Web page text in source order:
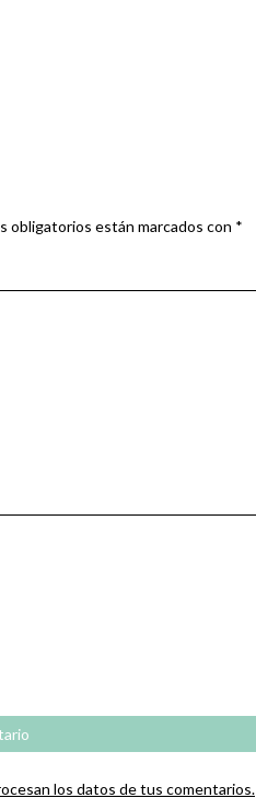
obligatorios están marcados con *
los datos de tus comentarios.